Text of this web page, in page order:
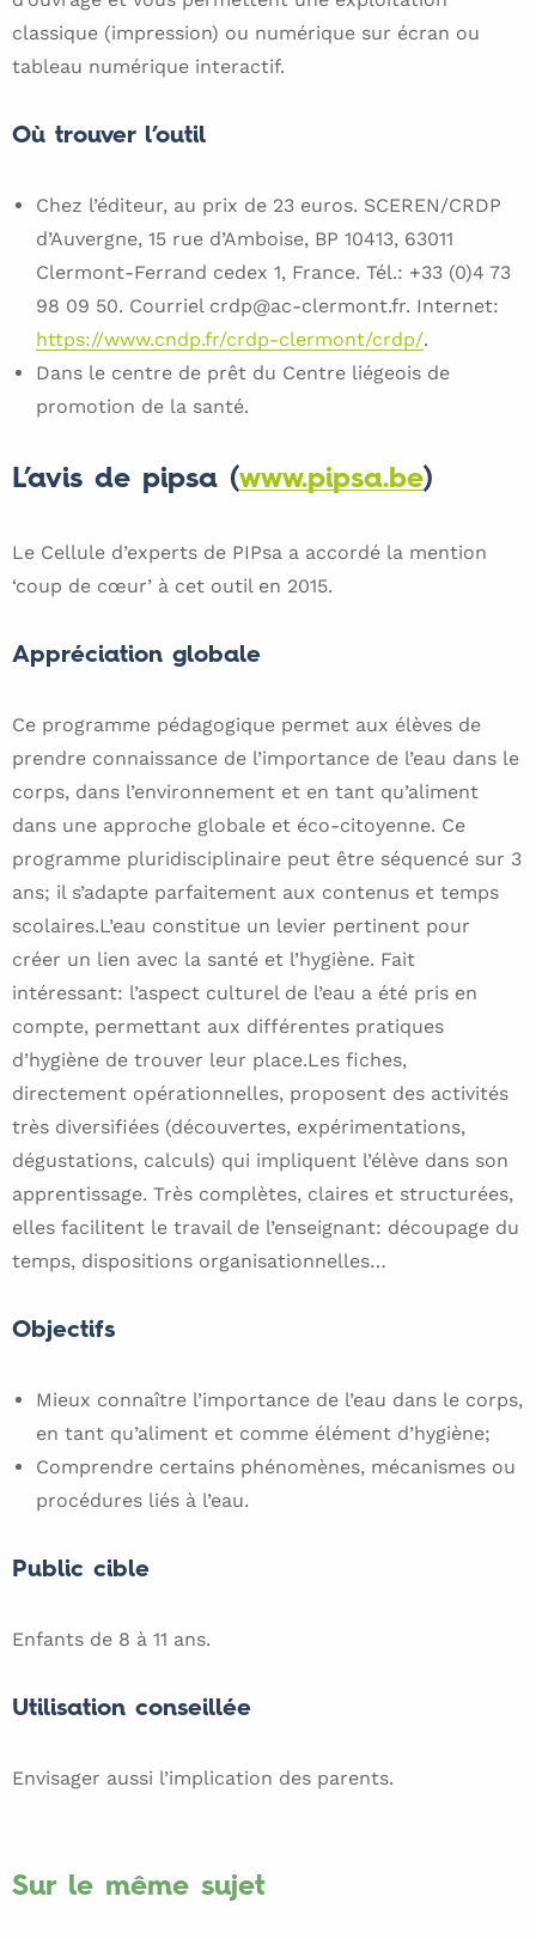
classique (impression) ou numérique sur écran ou
tableau numérique interactif.
Où trouver l’outil
Chez l’éditeur, au prix de 23 euros. SCEREN/CRDP
d’Auvergne, 15 rue d’Amboise, BP 10413, 63011
Clermont-Ferrand cedex 1, France. Tél.: +33 (0)4 73
98 09 50. Courriel crdp@ac-clermont.fr. Internet:
https://www.cndp.fr/crdp-clermont/crdp/.
Dans le centre de prêt du Centre liégeois de
promotion de la santé.
L’avis de pipsa (www.pipsa.be)
Le Cellule d’experts de PIPsa a accordé la mention
‘coup de cœur’ à cet outil en 2015.
Appréciation globale
Ce programme pédagogique permet aux élèves de
prendre connaissance de l’importance de l’eau dans le
corps, dans l’environnement et en tant qu’aliment
dans une approche globale et éco-citoyenne. Ce
programme pluridisciplinaire peut être séquencé sur 3
ans; il s’adapte parfaitement aux contenus et temps
scolaires.L’eau constitue un levier pertinent pour
créer un lien avec la santé et l’hygiène. Fait
intéressant: l’aspect culturel de l’eau a été pris en
compte, permettant aux différentes pratiques
d’hygiène de trouver leur place.Les fiches,
directement opérationnelles, proposent des activités
très diversifiées (découvertes, expérimentations,
dégustations, calculs) qui impliquent l’élève dans son
apprentissage. Très complètes, claires et structurées,
elles facilitent le travail de l’enseignant: découpage du
temps, dispositions organisationnelles…
Objectifs
Mieux connaître l’importance de l’eau dans le corps,
en tant qu’aliment et comme élément d’hygiène;
Comprendre certains phénomènes, mécanismes ou
procédures liés à l’eau.
Public cible
Enfants de 8 à 11 ans.
Utilisation conseillée
Envisager aussi l’implication des parents.
Sur le même sujet